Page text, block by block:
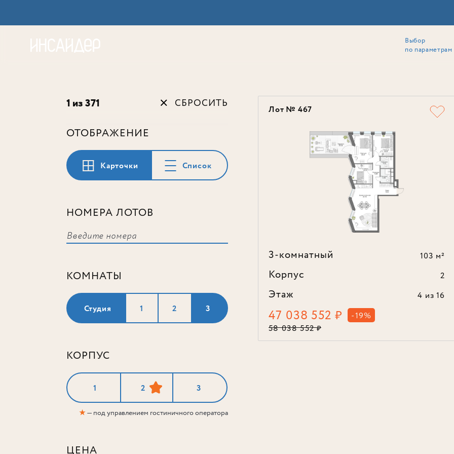
Выбор
по параметрам
1 из 371 СБРОСИТЬ
ОТОБРАЖЕНИЕ
Карточки Список
НОМЕРА ЛОТОВ
КОМНАТЫ
Студия 1 2 3
КОРПУС
1 2 3
★— под управлением гостиничного оператора
ЦЕНА
Лот № 467
3-комнатный 103 м²
Корпус 2
Этаж 4 из 16
47 038 552₽
-19%
58 038 552₽